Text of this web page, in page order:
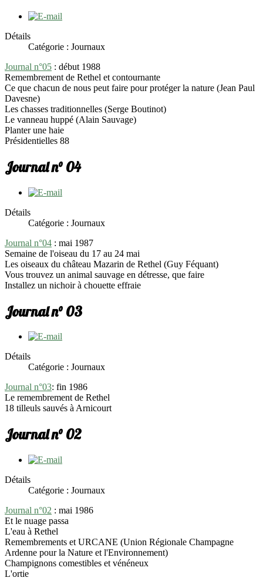
Détails
Catégorie : Journaux
Journal n°05 : début 1988
Remembrement de Rethel et contournante
Ce que chacun de nous peut faire pour protéger la nature (Jean Paul
Davesne)
Les chasses traditionnelles (Serge Boutinot)
Le vanneau huppé (Alain Sauvage)
Planter une haie
Présidentielles 88
Journal n° 04
Détails
Catégorie : Journaux
Journal n°04 : mai 1987
Semaine de l'oiseau du 17 au 24 mai
Les oiseaux du château Mazarin de Rethel (Guy Féquant)
Vous trouvez un animal sauvage en détresse, que faire
Installez un nichoir à chouette effraie
Journal n° 03
Détails
Catégorie : Journaux
Journal n°03: fin 1986
Le remembrement de Rethel
18 tilleuls sauvés à Arnicourt
Journal n° 02
Détails
Catégorie : Journaux
Journal n°02 : mai 1986
Et le nuage passa
L'eau à Rethel
Remembrements et URCANE (Union Régionale Champagne
Ardenne pour la Nature et l'Environnement)
Champignons comestibles et vénéneux
L'ortie